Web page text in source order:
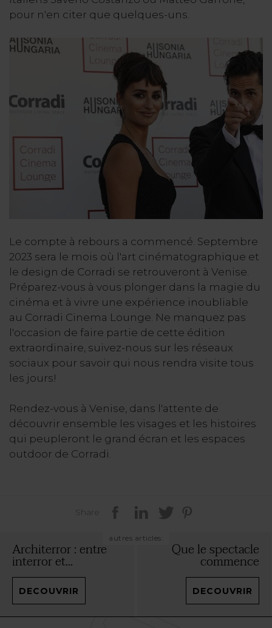
pour n'en citer que quelques-uns.
Le compte à rebours a commencé. Septembre
2023 sera le mois où l'art cinématographique et
le design de Corradi se retrouveront à Venise.
Préparez-vous à vous plonger dans la magie du
cinéma et à vivre une expérience inoubliable
au Corradi Cinema Lounge. Ne manquez pas
l'occasion de faire partie de cette édition
extraordinaire, suivez-nous sur les réseaux
sociaux pour savoir qui nous rendra visite tous
les jours!
Rendez-vous à Venise, dans l'attente de
découvrir ensemble les visages et les histoires
qui peupleront le grand écran et les espaces
outdoor de Corradi.
Share
autres articles:
Architerror : entre
interror et...
DECOUVRIR
Que le spectacle
commence
DECOUVRIR